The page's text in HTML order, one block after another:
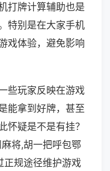
打牌计算辅助也是
特别是在大家手机
戏体验，避免影响
些玩家反映在游戏
能拿到好牌，甚至
怀疑是不是有挂？
将,胡一把呼包鄂
正规途径维护游戏